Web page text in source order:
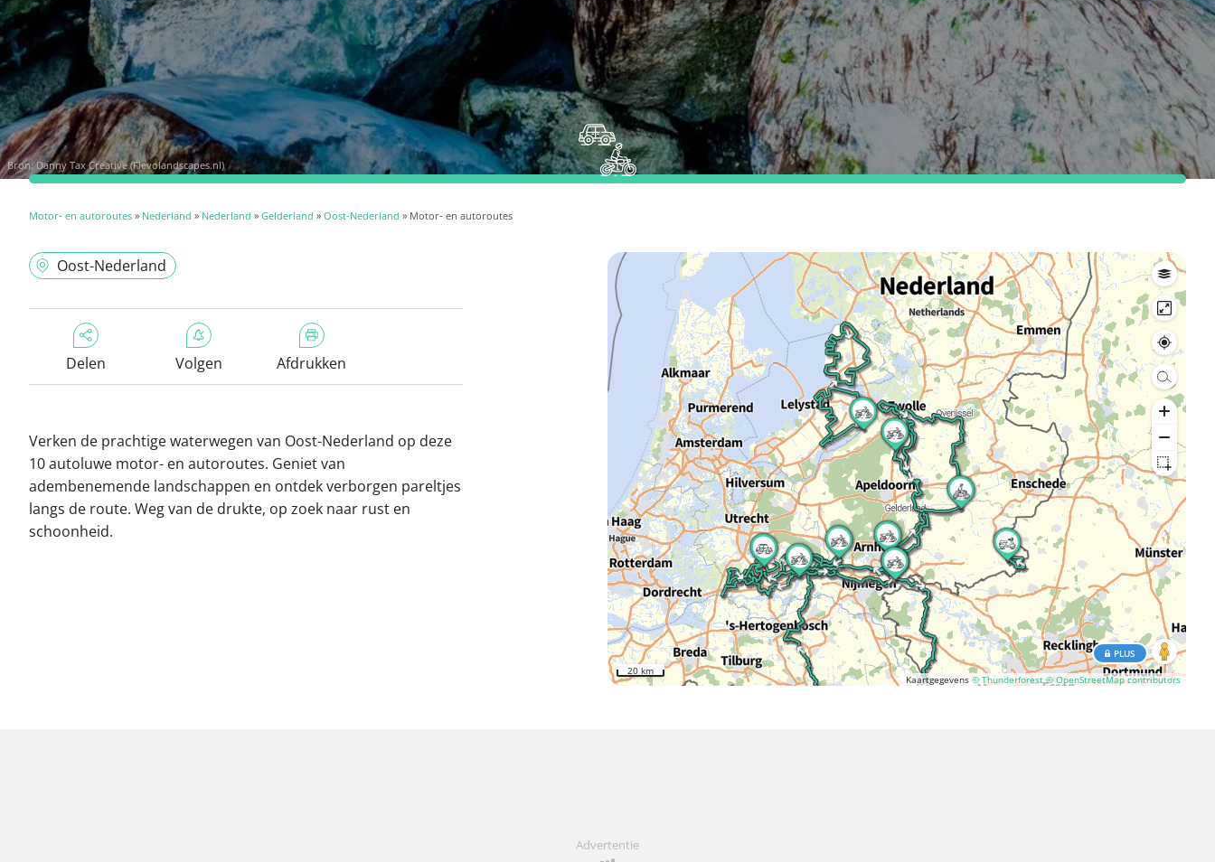
Bron:Danny Tax Creative (Flevolandscapes.nl)
Motor- en autoroutes » Nederland » Nederland » Gelderland » Oost-Nederland » Motor- en autoroutes
Oost-Nederland
Delen Volgen Afdrukken
Verken de prachtige waterwegen van Oost-Nederland op deze
10 autoluwe motor- en autoroutes. Geniet van
adembenemende landschappen en ontdek verborgen pareltjes
langs de route. Weg van de drukte, op zoek naar rust en
schoonheid.
Kaartgegevens © Thunderforest © OpenStreetMap contributors
PLUS
20 km
Advertentie